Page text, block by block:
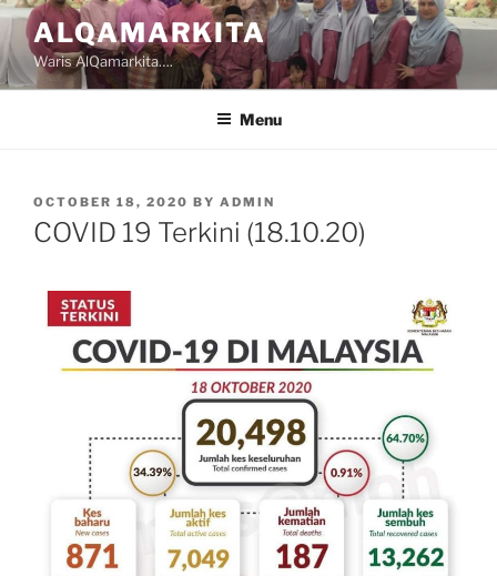
Skip
to
content
ALQAMARKITA
Waris AlQamarkita….
Menu
POSTED
ON
OCTOBER 18, 2020 BY ADMIN
COVID 19 Terkini (18.10.20)